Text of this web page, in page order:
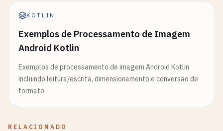
KOTLIN
Exemplos de Processamento de Imagem
Android Kotlin
Exemplos de processamento de imagem Android Kotlin
incluindo leitura/escrita, dimensionamento e conversão de
formato
RELACIONADO